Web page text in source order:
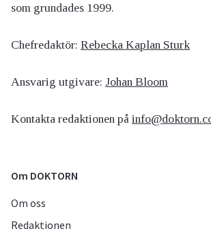
som grundades 1999.
Chefredaktör: Rebecka Kaplan Sturk
Ansvarig utgivare: Johan Bloom
Kontakta redaktionen på
Om DOKTORN
Om oss
Redaktionen